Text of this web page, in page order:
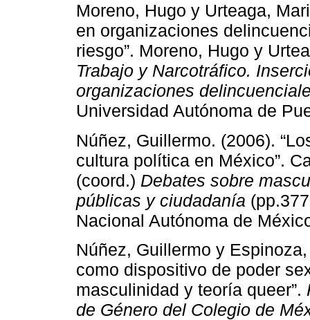
Moreno, Hugo y Urteaga,
en organizaciones
riesgo”. Moreno, Hugo y
Trabajo y Narcotráfico.
organizaciones
Universidad Autónoma de
Núñez, Guillermo. (2006).
cultura política en México”.
(coord.) Debates sobre
públicas y ciudadanía
Nacional Autónoma de
Núñez, Guillermo y
como dispositivo de poder
masculinidad y teoría queer”.
de Género del Colegio de